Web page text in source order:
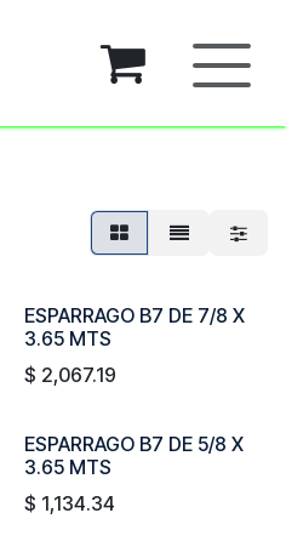
ESPARRAGO B7 DE 7/8 X
3.65 MTS
$ 2,067.19
ESPARRAGO B7 DE 5/8 X
3.65 MTS
$ 1,134.34